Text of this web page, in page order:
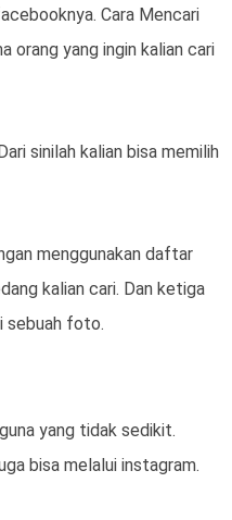
Cara Mencari
orang yang ingin kalian cari
sinilah kalian bisa memilih
menggunakan daftar
kalian cari. Dan ketiga
sebuah foto.
yang tidak sedikit.
bisa melalui instagram.